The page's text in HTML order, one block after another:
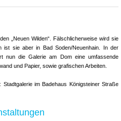
„Neuen Wilden“. Fälschlicherweise wird sie
ist sie aber in Bad Soden/Neuenhain. In der
nun die Galerie am Dom eine umfassende
und Papier, sowie grafischen Arbeiten.
im Badehaus Königsteiner Straße